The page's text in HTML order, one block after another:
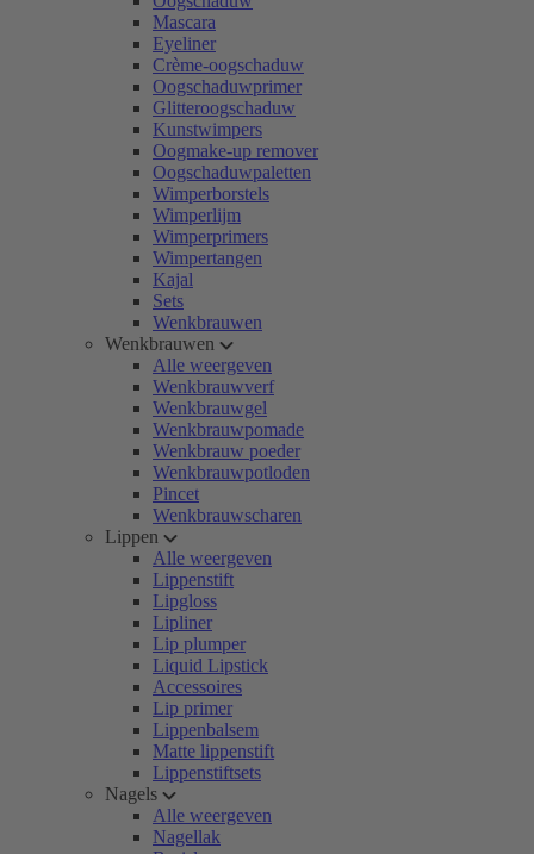
Mascara
Eyeliner
Crème-oogschaduw
Oogschaduwprimer
Glitteroogschaduw
Kunstwimpers
Oogmake-up remover
Oogschaduwpaletten
Wimperborstels
Wimperlijm
Wimperprimers
Wimpertangen
Kajal
Sets
Wenkbrauwen
Wenkbrauwen
Alle weergeven
Wenkbrauwverf
Wenkbrauwgel
Wenkbrauwpomade
Wenkbrauw poeder
Wenkbrauwpotloden
Pincet
Wenkbrauwscharen
Lippen
Alle weergeven
Lippenstift
Lipgloss
Lipliner
Lip plumper
Liquid Lipstick
Accessoires
Lip primer
Lippenbalsem
Matte lippenstift
Lippenstiftsets
Nagels
Alle weergeven
Nagellak